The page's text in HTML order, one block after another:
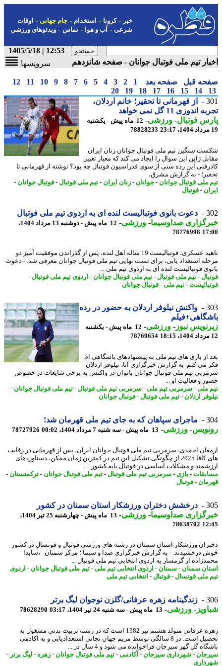
-کرونا-استخدام- جام جهانی-اوقات
شرعی-آب و هوا-تماس-ویدئوهای ورزشی
12:53 | 1405/5/18
تیم ملی فوتبال جوانان - صفحه شانزدهم
سرویسها
قبل صفحه بعد 1
2
3
4
5
6
7
8
9
10
11
12
14
15
16
17
18
19
20
از قهرمانی تا تحقیر؛ خانم اردلان،
اندوزی 11 گل نمی خواهد
فوتبال-ورزشی-
12 ماه پیش - یکشنبه
78828233
سنگین تیم ملی فوتبال جوانان زنان ایران
ژاپن این سوال را ایجاد می کند که معیار تغییر
این رده سنی از سوی فدراسیون فوتبال چه بود؟ نوشته از قهرمانی تا
- به گزارش مشرق،
ملی فوتبال جوانان-جوانان-زنان ایران - تیم ملی فوتبال-فوتبال جوانان-
- فوتبال
دعوت بانوی فوتبالیست لنده ای به اردوی تیم ملی فوتبال
صداوسیما-ورزشی-
12 ماه پیش - دوشنبه 13 مرداد 1404،
78776998
ناهید عسکری، فوتبالیست 19 ساله اهل لنده، پس از گذراندن موفقیت آمیز دو
استعداد یابی، برای تست نهایی تیم ملی فوتبال جوانان معرفی شد. - دعوت
فوتبالیست لنده ای به اردوی تیم ملی ...
-تیم ملی فوتبال-تیم ملی فوتبال جوانان-اردوی تیم ملی فوتبال-
-تیم ملی -فوتبال جوانان
واکنش نیلوفر اردلان به حضور در رده
نیوز-ورزشی-
12 ماه پیش - یکشنبه
78769654
از بازی های تیم ملی به پیشنهادهای باشگاهی ام
می کنم. به گزارش خبرگزاری آنا، نیلوفر اردلان
تیم ملی فوتبال جوانان بانوان در واکنش به برخی شایعات در خصوص
و فعالیت او ...
ملی -سرمربی تیم ملی -سرمربی تیم ملی فوتبال-تیم ملی فوتبال جوانان-
اردلان -تیم ملی فوتبال-فوتبال جوانان
ماجرای سپاهان که به جای تیم ملی قهرمان شد!
-ورزشی-13 ماه پیش - سه شنبه 7 مرداد 1404، 00:02 78727926
احمدی، سرمربی تیم ملی فوتبال جوانان ایران، پس از قهرمانی در رقابت
های کافا 2025 از چگونگی تشکیل این تیم در کمترین زمان ممکن، دستاوردهای
و مشکلات اساسی در فوتبال پایه کشور ...
-بازی - سرمربی تیم ملی فوتبال-تیم ملی فوتبال جوانان-ترکمنستان-
-فوتبال
درخشش دختران ورزشکار استان سمنان در کشور
صداوسیما-ورزشی-
13 ماه پیش - چهارشنبه 25 تیر 1404،
78638702
ورزشکار استان سمنان در رشته های ورزشی فوتبال و فوتسال در کشور
درخشیدند. - به گزارش خبرگزاری صدا و سیما ؛ مرکز سمنان ،سایدا
از گرمسار به اردوی انتخابی تیم ملی فوتبال ...
سمنان-سمنان-اردوی انتخابی تیم ملی -تیم ملی فوتبال جوانان-اردوی
ملی فوتسال-فوتبال-انتخابی تیم ملی
زندگینامه زهره عرفانی/گلزن نوجوان لیگ برتر
-ورزشی-13 ماه پیش - سه شنبه 24 تیر 1404، 03:17 78628290
زهره عرفانی متولد هشتم تیر 1382 است که در رشته تربیت بدنی مشغول به
تحصیل است. در 8 سالگی توسط مریم جهان نجاتی استعدادیابی و به آکادمی
گل گهر سیرجان فراخوانده می شود و 4 سال در ...
-شهرداری سیرجان -آکادمی-تیم ملی فوتبال جوانان-زهره -لیگ برتر -